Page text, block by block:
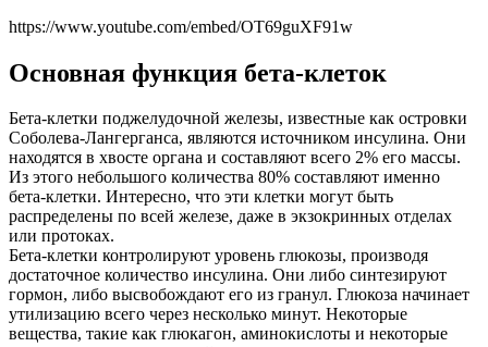
https://www.youtube.com/embed/OT69guXF91w
Основная функция бета-клеток
Бета-клетки поджелудочной железы, известные как островки
Соболева-Лангерганса, являются источником инсулина. Они
находятся в хвосте органа и составляют всего 2% его массы.
Из этого небольшого количества 80% составляют именно
бета-клетки. Интересно, что эти клетки могут быть
распределены по всей железе, даже в экзокринных отделах
или протоках.
Бета-клетки контролируют уровень глюкозы, производя
достаточное количество инсулина. Они либо синтезируют
гормон, либо высвобождают его из гранул. Глюкоза начинает
утилизацию всего через несколько минут. Некоторые
вещества, такие как глюкагон, аминокислоты и некоторые